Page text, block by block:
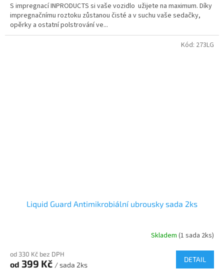
S impregnací INPRODUCTS si vaše vozidlo užijete na maximum. Díky
impregnačnímu roztoku zůstanou čisté a v suchu vaše sedačky,
opěrky a ostatní polstrování ve...
Liquid Guard Antimikrobiální ubrousky sada 2ks
Skladem (1 sada 2ks)
od 330 Kč bez DPH
od 399 Kč / sada 2ks
DETAIL
Kód: 273LG